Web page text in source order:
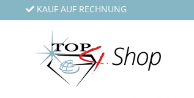
KAUF AUF RECHNUNG